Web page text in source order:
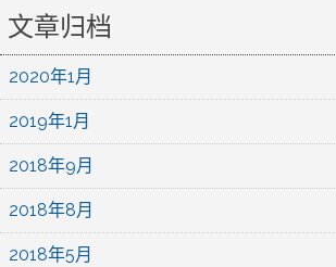
文章归档
2020年1月
2019年1月
2018年9月
2018年8月
2018年5月